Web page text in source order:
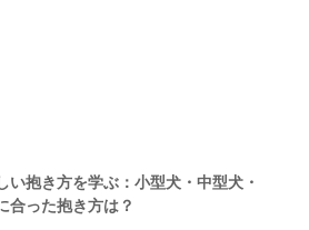
い抱き方を学ぶ：小型犬・中型犬・
合った抱き方は？